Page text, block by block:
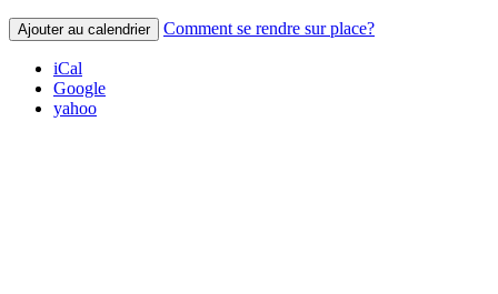
Ajouter au calendrier Comment se rendre sur place?
iCal
Google
yahoo